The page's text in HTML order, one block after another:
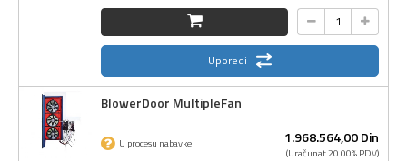
Uporedi
BlowerDoor MultipleFan
1.968.564,00Din
(Uračunat 20.00% PDV)
U procesu nabavke